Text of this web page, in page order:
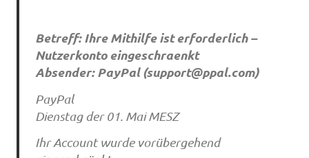
Betreff: Ihre Mithilfe ist erforderlich –
Nutzerkonto eingeschraenkt
Absender: PayPal (support@ppal.com)
PayPal
Dienstag der 01. Mai MESZ
Ihr Account wurde vorübergehend